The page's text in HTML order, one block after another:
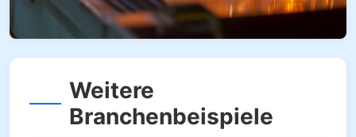
Weitere
Branchenbeispiele